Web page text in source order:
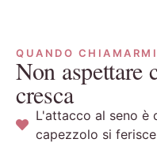
QUANDO CHIAMARMI
Non aspettare
cresca
L'attacco al seno è
capezzolo si ferisce